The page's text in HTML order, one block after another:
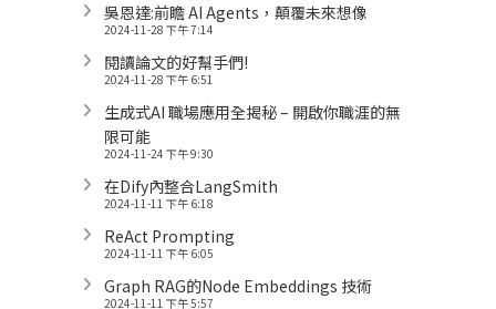
吳恩達:前瞻 AI Agents，顛覆未來想像
2024-11-28 下午 7:14
閱讀論文的好幫手們!
2024-11-28 下午 6:51
生成式AI 職場應用全揭秘 – 開啟你職涯的無
限可能
2024-11-24 下午 9:30
在Dify內整合LangSmith
2024-11-11 下午 6:18
ReAct Prompting
2024-11-11 下午 6:05
Graph RAG的Node Embeddings 技術
2024-11-11 下午 5:57